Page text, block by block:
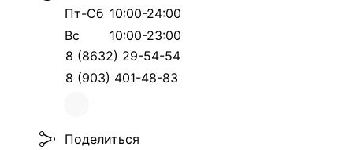
Пт-Сб 10:00-24:00
Вс
10:00-23:00
8 (8632) 29-54-54
8 (903) 401-48-83
Поделиться